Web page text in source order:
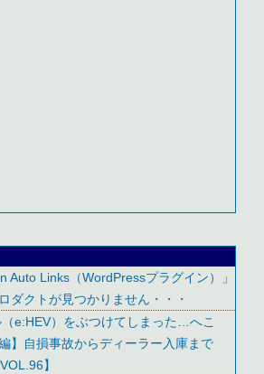
Auto Links（WordPressプラグイン）」
ダクトが見つかりません・・・
e:HEV）をぶつけてしまった…へこ
】自損事故からディーラー入庫まで
】